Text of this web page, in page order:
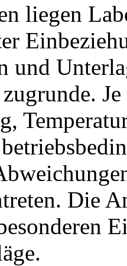
liegen
und
Die